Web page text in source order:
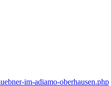
im-adiamo-oberhausen.php